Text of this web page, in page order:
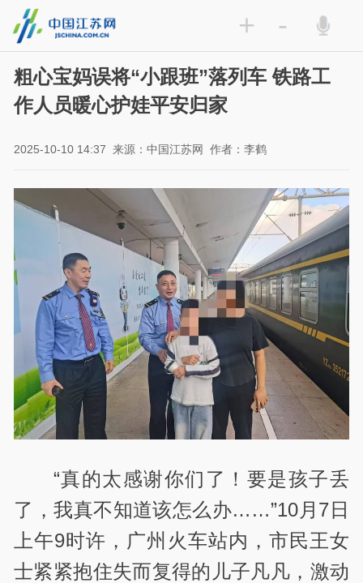
+ -
粗心宝妈误将“小跟班”落列车 铁路工
作人员暖心护娃平安归家
2025-10-10 14:37 来源：中国江苏网 作者：李鹤
“真的太感谢你们了！要是孩子丢
了，我真不知道该怎么办……”10月7日
上午9时许，广州火车站内，市民王女
士紧紧抱住失而复得的儿子凡凡，激动